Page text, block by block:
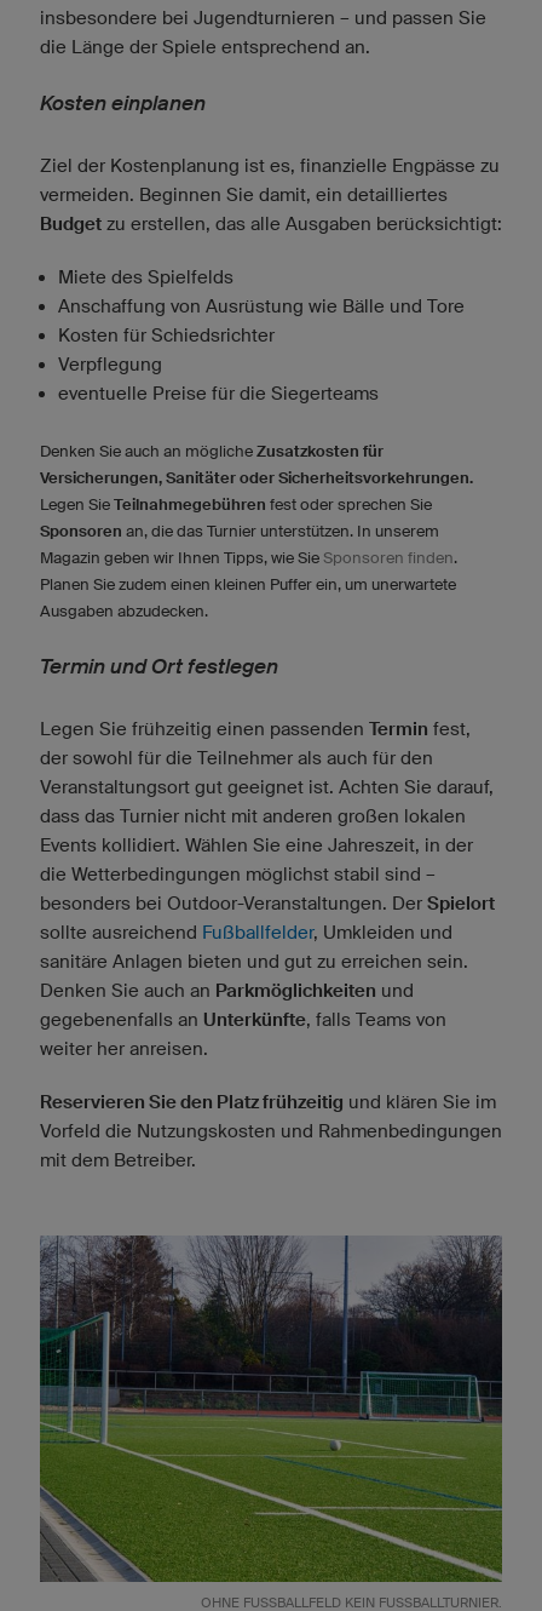
insbesondere bei Jugendturnieren – und passen Sie
die Länge der Spiele entsprechend an.
Kosten einplanen
Ziel der Kostenplanung ist es, finanzielle Engpässe zu
vermeiden. Beginnen Sie damit, ein detailliertes
Budget zu erstellen, das alle Ausgaben berücksichtigt:
Miete des Spielfelds
Anschaffung von Ausrüstung wie Bälle und Tore
Kosten für Schiedsrichter
Verpflegung
eventuelle Preise für die Siegerteams
Denken Sie auch an mögliche Zusatzkosten für
Versicherungen, Sanitäter oder Sicherheitsvorkehrungen.
Legen Sie Teilnahmegebühren fest oder sprechen Sie
Sponsoren an, die das Turnier unterstützen. In unserem
Magazin geben wir Ihnen Tipps, wie Sie Sponsoren finden.
Planen Sie zudem einen kleinen Puffer ein, um unerwartete
Ausgaben abzudecken.
Termin und Ort festlegen
Legen Sie frühzeitig einen passenden Termin fest,
der sowohl für die Teilnehmer als auch für den
Veranstaltungsort gut geeignet ist. Achten Sie darauf,
dass das Turnier nicht mit anderen großen lokalen
Events kollidiert. Wählen Sie eine Jahreszeit, in der
die Wetterbedingungen möglichst stabil sind –
besonders bei Outdoor-Veranstaltungen. Der Spielort
sollte ausreichend Fußballfelder, Umkleiden und
sanitäre Anlagen bieten und gut zu erreichen sein.
Denken Sie auch an Parkmöglichkeiten und
gegebenenfalls an Unterkünfte, falls Teams von
weiter her anreisen.
Reservieren Sie den Platz frühzeitig und klären Sie im
Vorfeld die Nutzungskosten und Rahmenbedingungen
mit dem Betreiber.
OHNE FUSSBALLFELD KEIN FUSSBALLTURNIER.